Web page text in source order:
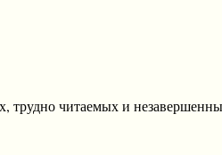
читаемых и